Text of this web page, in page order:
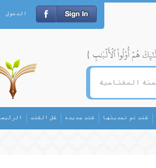
الدخول
كل الكتب كتب جديده كتب تم تحديثها